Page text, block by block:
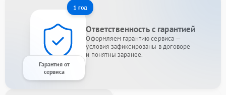
1 год
Гарантия от
сервиса
Ответственность с гарантией
Оформляем гарантию сервиса —
условия зафиксированы в договоре
и понятны заранее.